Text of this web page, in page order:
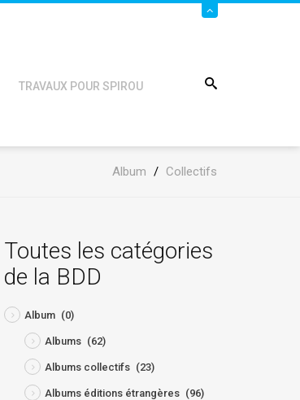
TRAVAUX POUR SPIROU
Album / Collectifs
Toutes les catégories
de la BDD
Album (0)
Albums (62)
Albums collectifs (23)
Albums éditions étrangères (96)